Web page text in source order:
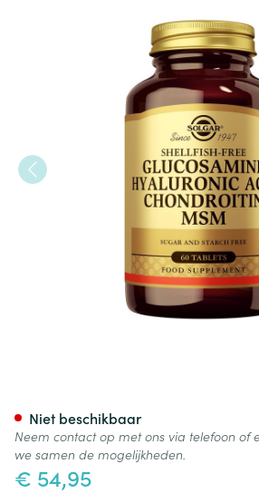
€ 54,95
Niet beschikbaar
Neem contact op met ons via telefoon of
we samen de mogelijkheden.